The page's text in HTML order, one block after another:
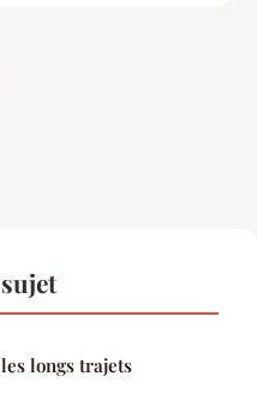
longs trajets